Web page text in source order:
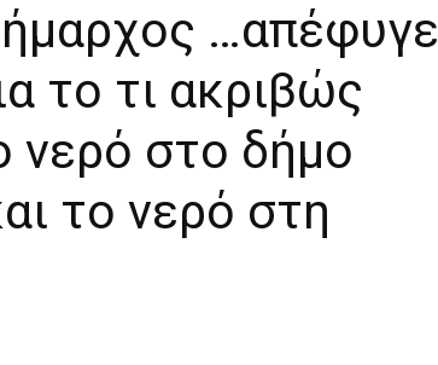
…απέφυγε
το τι ακριβώς
νερό στο δήμο
το νερό στη